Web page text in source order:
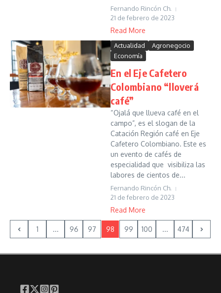
Fernando Rincón Ch.
21 de febrero de 2023
Read More
Actualidad
Agronegocio
Economía
En el Eje Cafetero
Colombiano “lloverá
café”
“Ojalá que llueva café en el
campo”, es el slogan de la
Catación Región café en Eje
Cafetero Colombiano. Este es
un evento de cafés de
especialidad que visibiliza las
labores de cientos de...
Fernando Rincón Ch.
21 de febrero de 2023
Read More
1 ... 96 97 98 99 100 ... 474